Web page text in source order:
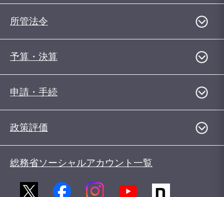
所管法令
予算・決算
申請・手続
政策評価
総務省ソーシャルアカウント一覧